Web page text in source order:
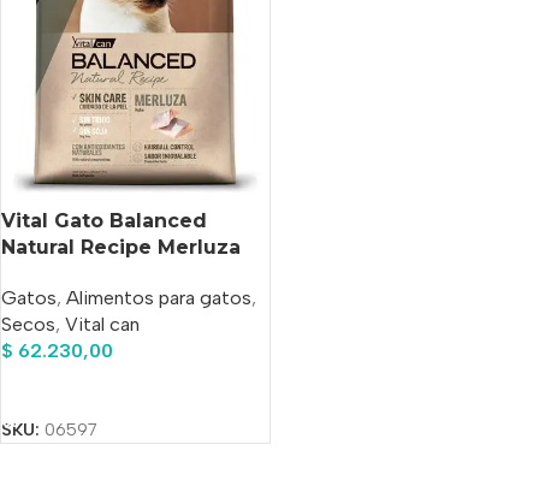
Vital Gato Balanced
Natural Recipe Merluza
Gatos, Alimentos para gatos,
Secos, Vital can
$ 62.230,00
SKU: 06597